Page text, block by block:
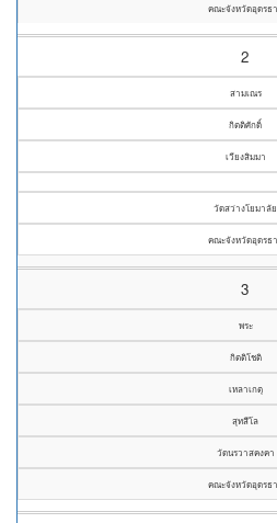
คณะจังหวัดอุดรธ
2
สามเณร
กิตติศักดิ์
เวียงสิมมา
วัดสว่างโยมาลัย
คณะจังหวัดอุดรธ
3
พระ
กิตติโชติ
เหลาเกตุ
สุทสีโล
วัดนรวาสคงคา
คณะจังหวัดอุดรธ